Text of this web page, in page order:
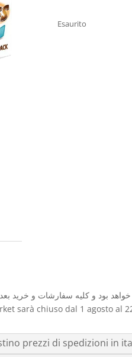
Esaurito
sarà chiuso dal 1 agosto